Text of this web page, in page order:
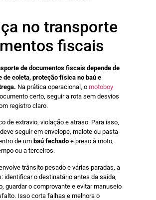
no transporte
fiscais
de documentos fiscais depende de
de coleta, proteção física no baú e
Na prática operacional, o motoboy
certo, seguir a rota sem desvios
registro claro.
de extravio, violação e atraso. Para isso,
seguir em envelope, malote ou pasta
de um baú fechado e preso à moto,
ou a terceiros.
trânsito pesado e várias paradas, a
identificar o destinatário antes da saída,
guardar o comprovante e evitar manuseio
Isso corta falhas e melhora o